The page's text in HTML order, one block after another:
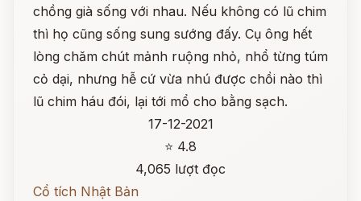
chồng già sống với nhau. Nếu không có lũ chim
thì họ cũng sống sung sướng đấy. Cụ ông hết
lòng chăm chút mảnh ruộng nhỏ, nhổ từng túm
cỏ dại, nhưng hễ cứ vừa nhú được chồi nào thì
lũ chim háu đói, lại tới mổ cho bằng sạch.
17-12-2021
⭐ 4.8
4,065 lượt đọc
Cổ tích Nhật Bản